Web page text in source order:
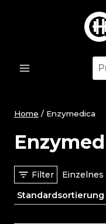
Home / Enzymedica
Filter